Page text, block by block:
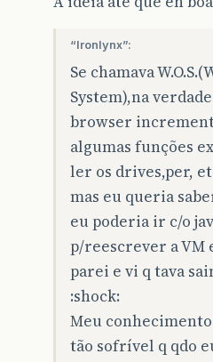
“Ironlynx”:
Se chamava
System),na
browser
algumas funções
ler os drives,per,
mas eu queria
eu poderia ir c/o
p/reescrever a VM
parei e vi q tava
:shock:
Meu
tão sofrível q qdo